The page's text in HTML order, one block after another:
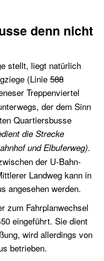
denn nicht
stellt, liegt natürlich
(Linie 588
Treppenviertel
der dem Sinn
Quartiersbusse
die Strecke
und Elbuferweg).
der U-Bahn-
Landweg kann in
angesehen werden.
zum Fahrplanwechsel
eingeführt. Sie dient
wird allerdings von
betrieben.